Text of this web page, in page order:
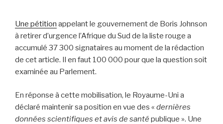
Une pétition appelant le gouvernement de Boris Johnson
à retirer d’urgence l’Afrique du Sud de la liste rouge a
accumulé 37 300 signataires au moment de la rédaction
de cet article. Il en faut 100 000 pour que la question soit
examinée au Parlement.
En réponse à cette mobilisation, le Royaume-Uni a
déclaré maintenir sa position en vue des « dernières
données scientifiques et avis de santé publique ». Une